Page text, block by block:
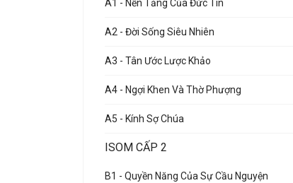
A1 - Nền Tảng Của Đức Tin
A2 - Đời Sống Siêu Nhiên
A3 - Tân Ước Lược Khảo
A4 - Ngợi Khen Và Thờ Phượng
A5 - Kính Sợ Chúa
ISOM CẤP 2
B1 - Quyền Năng Của Sự Cầu Nguyện